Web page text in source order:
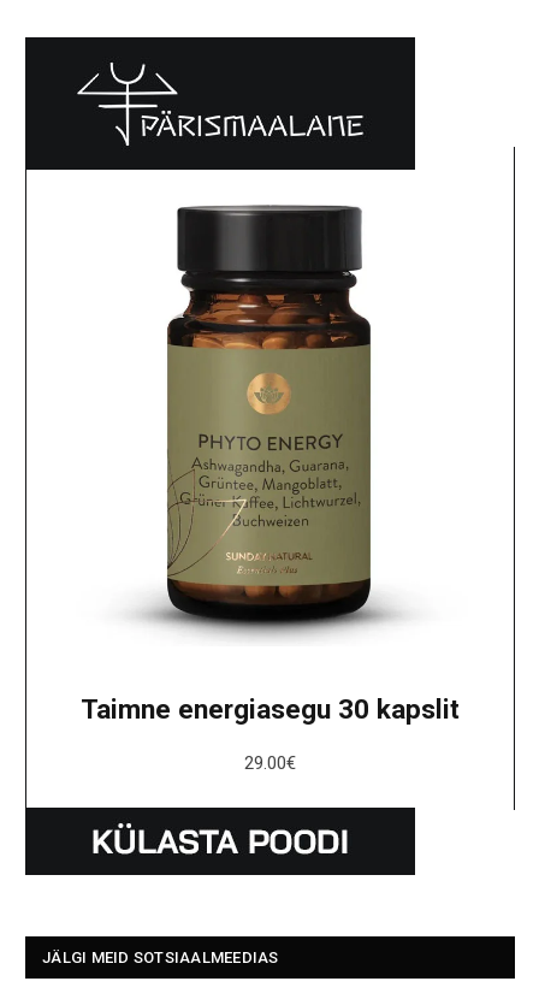
Taimne energiasegu 30 kapslit
29.00€
JÄLGI MEID SOTSIAALMEEDIAS